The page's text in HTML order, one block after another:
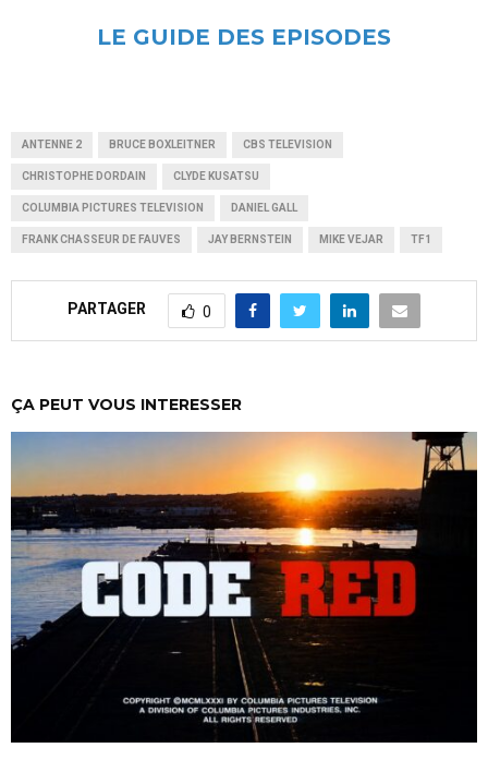
LE GUIDE DES EPISODES
ANTENNE 2 BRUCE BOXLEITNER CBS TELEVISION
CHRISTOPHE DORDAIN CLYDE KUSATSU
COLUMBIA PICTURES TELEVISION DANIEL GALL
FRANK CHASSEUR DE FAUVES JAY BERNSTEIN MIKE VEJAR TF1
PARTAGER 0
ÇA PEUT VOUS INTERESSER